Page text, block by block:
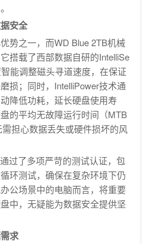
安全
势之一，而WD Blue 2TB机械
搭载了西部数据自研的IntelliSe
能调整磁头寻道速度，在保证
损；同时，IntelliPower技术通
降低功耗，延长硬盘使用寿
的平均无故障运行时间（MTB
担心数据丢失或硬件损坏的风
过了多项严苛的测试认证，包
环测试，确保在复杂环境下仍
公场景中的电脑而言，将重要
中，无疑能为数据安全提供坚
求